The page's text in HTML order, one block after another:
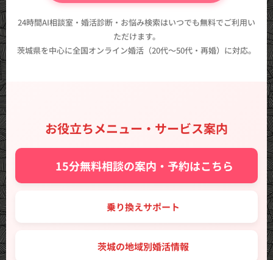
24時間AI相談室・婚活診断・お悩み検索はいつでも無料でご利用い
ただけます。
茨城県を中心に全国オンライン婚活（20代〜50代・再婚）に対応。
お役立ちメニュー・サービス案内
✨ 15分無料相談の案内・予約はこちら
🔑 乗り換えサポート
🗾 茨城の地域別婚活情報